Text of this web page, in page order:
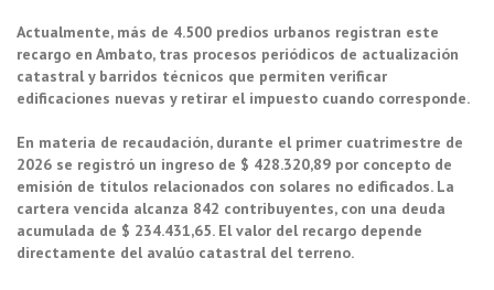
Actualmente, más de 4.500 predios urbanos registran este
recargo en Ambato, tras procesos periódicos de actualización
catastral y barridos técnicos que permiten verificar
edificaciones nuevas y retirar el impuesto cuando corresponde.
En materia de recaudación, durante el primer cuatrimestre de
2026 se registró un ingreso de $ 428.320,89 por concepto de
emisión de títulos relacionados con solares no edificados. La
cartera vencida alcanza 842 contribuyentes, con una deuda
acumulada de $ 234.431,65. El valor del recargo depende
directamente del avalúo catastral del terreno.